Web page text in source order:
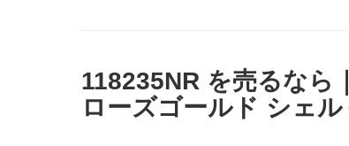
118235NR を売るなら
ローズゴールド シェ